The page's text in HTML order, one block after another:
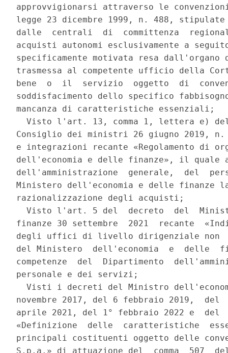
approvvigionarsi attraverso le
legge 23 dicembre 1999, n. 488,
dalle  centrali  di  committenza
acquisti autonomi esclusivamente a
specificamente motivata resa
trasmessa al competente ufficio della
bene  o  il  servizio  oggetto  di
soddisfacimento dello specifico
mancanza di caratteristiche essenziali;
Visto l'art. 13, comma 1, lettera e)
Consiglio dei ministri 26 giugno 2019, n.
e integrazioni recante «Regolamento di
dell'economia e delle finanze», il quale
dell'amministrazione  generale,  del
Ministero dell'economia e delle finanze
razionalizzazione degli acquisti;
Visto l'art. 5 del  decreto  del
finanze 30 settembre  2021  recante
degli uffici di livello dirigenziale non
del Ministero  dell'economia  e  delle
competenze  del  Dipartimento
personale e dei servizi;
Visti i decreti del Ministro
novembre 2017, del 6 febbraio 2019,
aprile 2021, del 1° febbraio 2022 e  del
«Definizione  delle  caratteristiche
principali costituenti oggetto delle
S.p.a.» di attuazione del  comma  507